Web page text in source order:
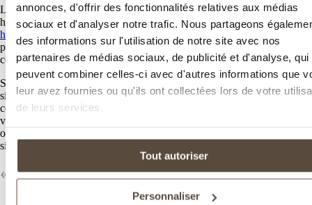
annonces, d'offrir des fonctionnalités relatives aux médias
sociaux et d'analyser notre trafic. Nous partageons
des informations sur l'utilisation de notre site avec nos
partenaires de médias sociaux, de publicité et d'analyse, qui
peuvent combiner celles-ci avec d'autres informations que
leur avez fournies ou qu'ils ont collectées lors de votre
de leurs services.
Tout autoriser
Personnaliser
Le sitehttps://www.garrigae.frcontient un certain nombre de liens
hypertextes vers d’autres sites, mis en place avec l’autorisation de
https://www.garrigae.fr
. Cependant, https://www.garrigae.fr
possibilité de vérifier le contenu des sites ainsi visités, et n’assumera en
conséquence aucune responsabilité de ce fait.
Sauf si vous décidez de désactiver les cookies, vous acceptez que le
site puisse les utiliser. Vous pouvez à tout moment désactiver ces
cookies et ce gratuitement à partir des possibilités de désactivation qui
vous sont offertes et rappelées ci-après, sachant que cela peut réduire
ou empêcher l’accessibilité à tout ou partie des Services proposés par le
site.
« COOKIES »